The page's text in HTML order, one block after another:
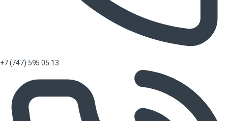
+7 (747) 595 05 13